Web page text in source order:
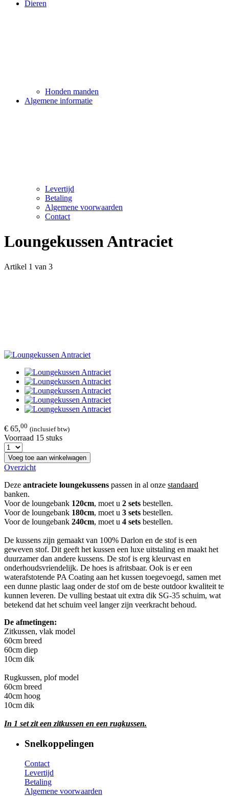
Dieren
Honden manden
Algemene informatie
Levertijd
Betaling
Algemene voorwaarden
Contact
Loungekussen Antraciet
Artikel 1 van 3
€ 65,00 (inclusief btw)
Voorraad 15 stuks
Voeg toe aan winkelwagen
Overzicht
Deze antraciete loungekussens passen in al onze standaard
banken.
Voor de loungebank 120cm, moet u 2 sets bestellen.
Voor de loungebank 180cm, moet u 3 sets bestellen.
Voor de loungebank 240cm, moet u 4 sets bestellen.
De kussens zijn gemaakt van 100% Darlon en de stof is een
geweven stof. Dit geeft het kussen een luxe uitstaling en maakt het
duurzamer dan andere kussens. De stof is erg kleurvast en
onderhoudsvriendelijk. De hoes is afritsbaar. Ook is er een
waterafstotende PA Coating aan het kussen toegevoegd, samen met
een dunne plastic laag onder de stof om de beste outdoor kwaliteit te
kunnen leveren. De vulling bestaat uit extra dik SG-35 schuim, wat
betekend dat het schuim veel langer zijn veerkracht behoud.
De afmetingen:
Zitkussen, vlak model
60cm breed
60cm diep
10cm dik
Rugkussen, plof model
60cm breed
40cm hoog
10cm dik
In 1 set zit een zitkussen en een rugkussen.
Snelkoppelingen
Contact
Levertijd
Betaling
Algemene voorwaarden